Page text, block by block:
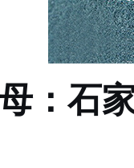
：石